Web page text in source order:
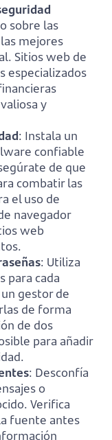
sobre las
mejores
Sitios web de
especializados
y
: Instala un
confiable
de que
combatir las
el uso de
navegador
web
: Utiliza
para cada
gestor de
de forma
de dos
para añadir
: Desconfía
o
Verifica
fuente antes